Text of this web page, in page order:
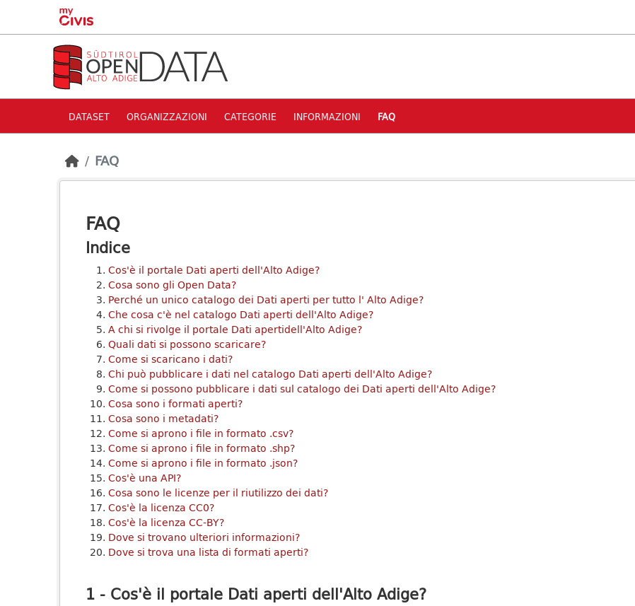
Skip to main content
DATASET ORGANIZZAZIONI CATEGORIE INFORMAZIONI FAQ
FAQ
FAQ
Indice
Cos'è il portale Dati aperti dell'Alto Adige?
Cosa sono gli Open Data?
Perché un unico catalogo dei Dati aperti per tutto l' Alto Adige?
Che cosa c'è nel catalogo Dati aperti dell'Alto Adige?
A chi si rivolge il portale Dati apertidell'Alto Adige?
Quali dati si possono scaricare?
Come si scaricano i dati?
Chi può pubblicare i dati nel catalogo Dati aperti dell'Alto Adige?
Come si possono pubblicare i dati sul catalogo dei Dati aperti dell'Alto Adige?
Cosa sono i formati aperti?
Cosa sono i metadati?
Come si aprono i file in formato .csv?
Come si aprono i file in formato .shp?
Come si aprono i file in formato .json?
Cos'è una API?
Cosa sono le licenze per il riutilizzo dei dati?
Cos'è la licenza CC0?
Cos'è la licenza CC-BY?
Dove si trovano ulteriori informazioni?
Dove si trova una lista di formati aperti?
1 - Cos'è il portale Dati aperti dell'Alto Adige?